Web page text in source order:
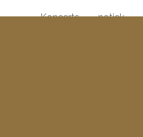
Koncerts notiek